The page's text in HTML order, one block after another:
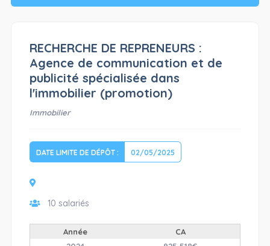
RECHERCHE DE REPRENEURS :
Agence de communication et de
publicité spécialisée dans
l'immobilier (promotion)
Immobilier
DATE LIMITE DE DÉPÔT : 02/05/2025
10 salariés
Année
CA